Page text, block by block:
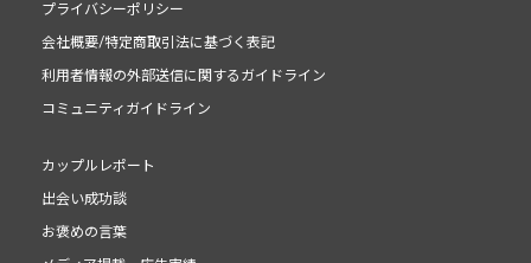
プライバシーポリシー
会社概要/特定商取引法に基づく表記
利用者情報の外部送信に関するガイドライン
コミュニティガイドライン
カップルレポート
出会い成功談
お褒めの言葉